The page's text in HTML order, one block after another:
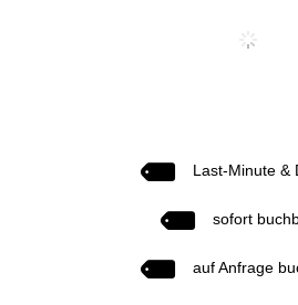
Last-Minute &
sofort
auf Anfrage